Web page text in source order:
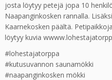
josta löytyy petejä jopa 10
Naapanginkosken rannalla.
Kaarnekosken päältä.
löytyy kuvia
#lohestajatorppa
#kutusuvannon saunamökki
#naapanginkosken mökki